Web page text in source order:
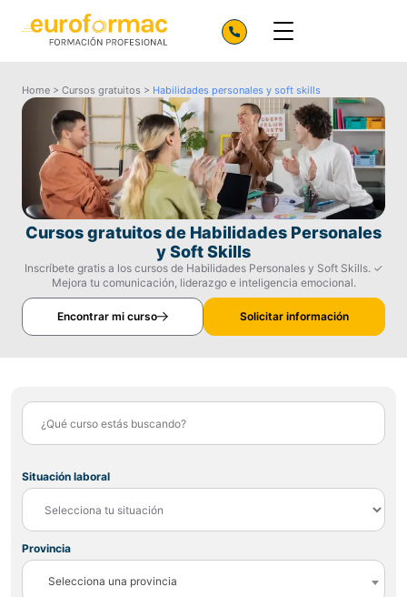
Home > Cursos gratuitos > Habilidades personales y soft skills
Cursos gratuitos de Habilidades Personales
y Soft Skills
Inscríbete gratis a los cursos de Habilidades Personales y Soft Skills. ✓
Mejora tu comunicación, liderazgo e inteligencia emocional.
Encontrar mi curso Solicitar información
Situación laboral
Provincia
Selecciona una provincia